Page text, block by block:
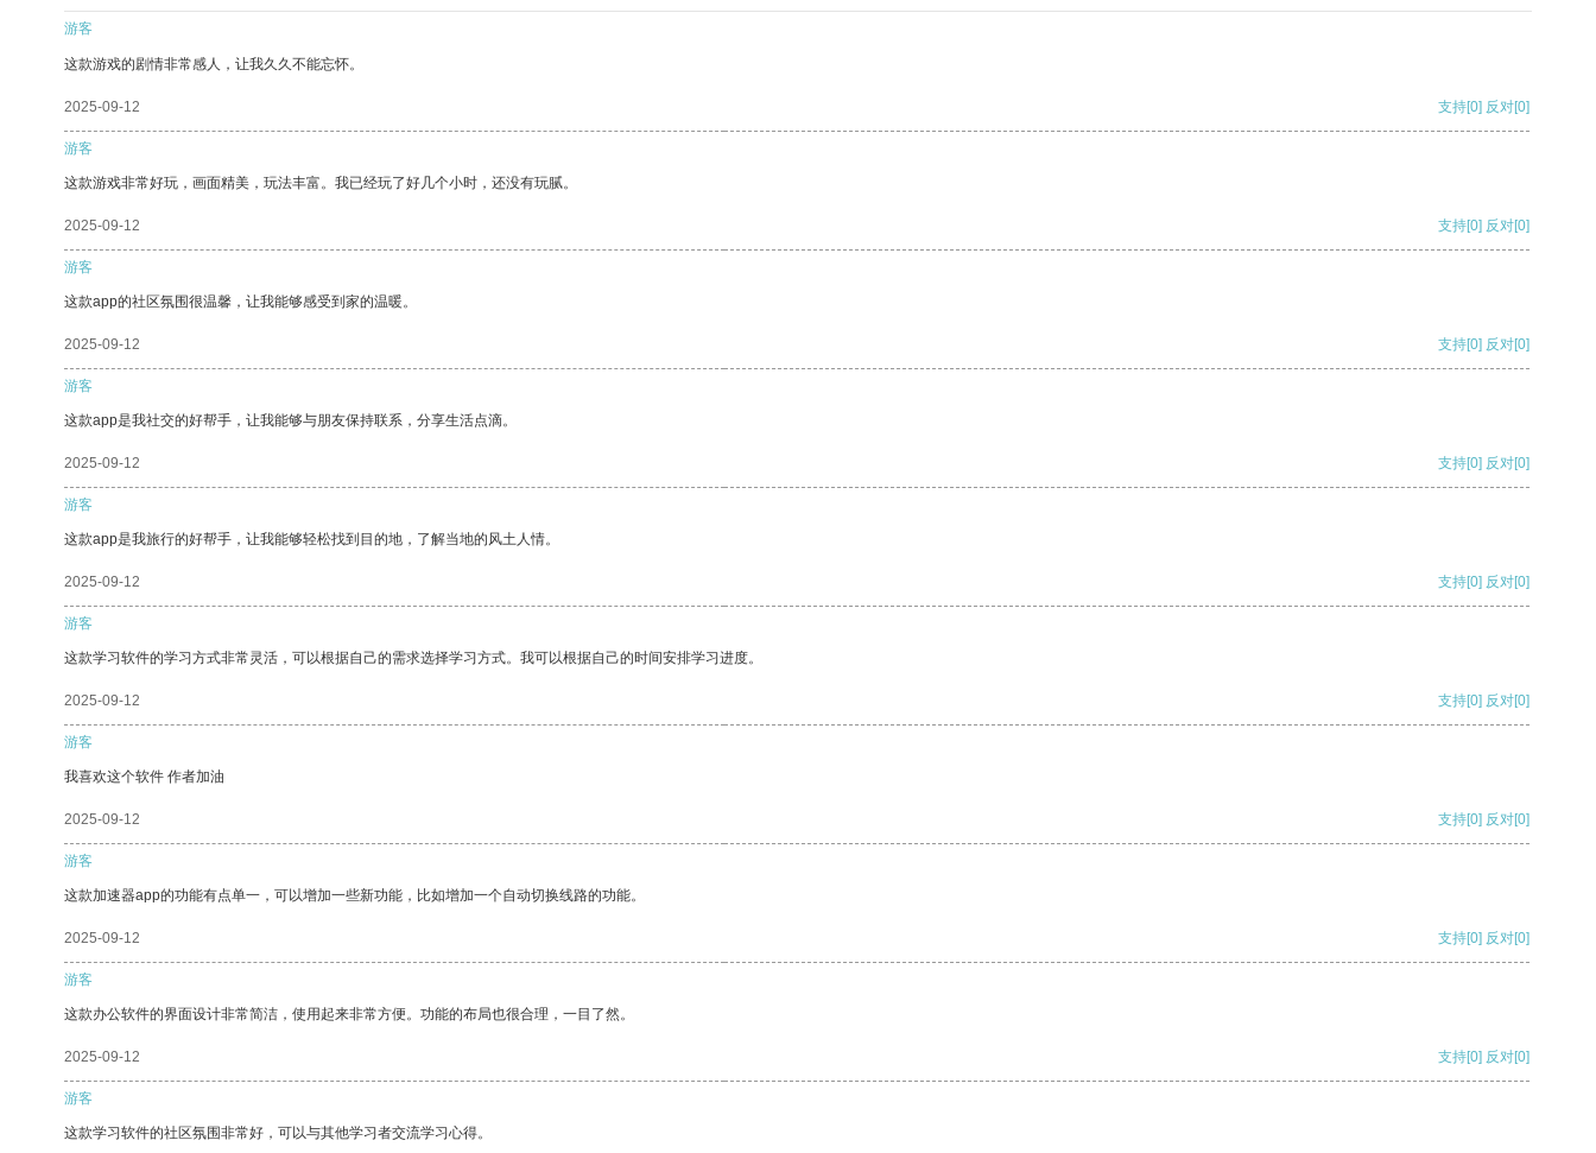
游客
这款游戏的剧情非常感人，让我久久不能忘怀。
2025-09-12 支持[0] 反对[0]
游客
这款游戏非常好玩，画面精美，玩法丰富。我已经玩了好几个小时，还没有玩腻。
2025-09-12 支持[0] 反对[0]
游客
这款app的社区氛围很温馨，让我能够感受到家的温暖。
2025-09-12 支持[0] 反对[0]
游客
这款app是我社交的好帮手，让我能够与朋友保持联系，分享生活点滴。
2025-09-12 支持[0] 反对[0]
游客
这款app是我旅行的好帮手，让我能够轻松找到目的地，了解当地的风土人情。
2025-09-12 支持[0] 反对[0]
游客
这款学习软件的学习方式非常灵活，可以根据自己的需求选择学习方式。我可以根据自己的时间安排学习进度。
2025-09-12 支持[0] 反对[0]
游客
我喜欢这个软件 作者加油
2025-09-12 支持[0] 反对[0]
游客
这款加速器app的功能有点单一，可以增加一些新功能，比如增加一个自动切换线路的功能。
2025-09-12 支持[0] 反对[0]
游客
这款办公软件的界面设计非常简洁，使用起来非常方便。功能的布局也很合理，一目了然。
2025-09-12 支持[0] 反对[0]
游客
这款学习软件的社区氛围非常好，可以与其他学习者交流学习心得。